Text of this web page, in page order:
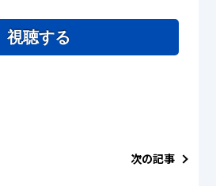
視聴する
次の記事